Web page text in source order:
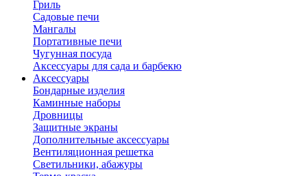
Гриль
Садовые печи
Мангалы
Портативные печи
Чугунная посуда
Аксессуары для сада и барбекю
Аксессуары
Бондарные изделия
Каминные наборы
Дровницы
Защитные экраны
Дополнительные аксессуары
Вентиляционная решетка
Светильники, абажуры